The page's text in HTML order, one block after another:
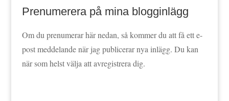
Prenumerera på mina blogginlägg
Om du prenumerar här nedan, så kommer du att få ett e-
post meddelande när jag publicerar nya inlägg. Du kan
när som helst välja att avregistrera dig.